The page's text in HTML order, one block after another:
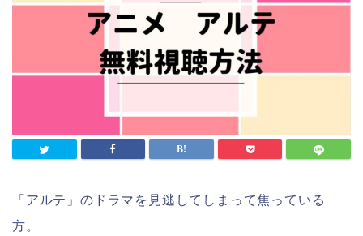
「アルテ」のドラマを見逃してしまって焦っている
方。